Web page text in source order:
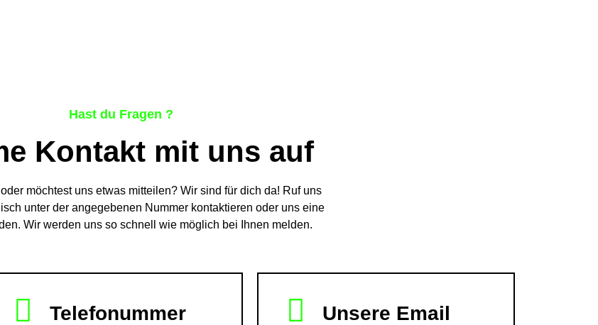
Hast du Fragen ?
Kontakt mit uns auf
möchtest uns etwas mitteilen? Wir sind für dich da! Ruf uns
unter der angegebenen Nummer kontaktieren oder uns eine
Wir werden uns so schnell wie möglich bei Ihnen melden.
Telefonummer Unsere Email